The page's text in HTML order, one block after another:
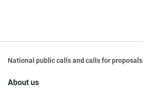
National public calls and calls for proposals
About us